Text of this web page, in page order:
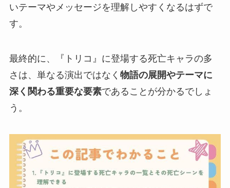
いテーマやメッセージを理解しやすくなるはずで
す。
最終的に、『トリコ』に登場する死亡キャラの多
さは、単なる演出ではなく 物語の展開やテーマに
深く関わる重要な要素であることが分かるでしょ
う。